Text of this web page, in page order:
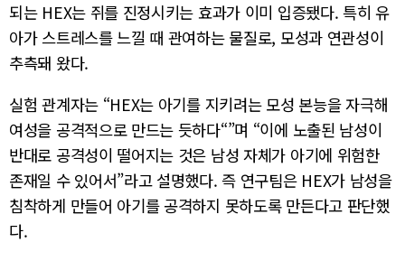
되는 HEX는 쥐를 진정시키는 효과가 이미 입증됐다. 특히 유
아가 스트레스를 느낄 때 관여하는 물질로, 모성과 연관성이
추측돼 왔다.
실험 관계자는 “HEX는 아기를 지키려는 모성 본능을 자극해
여성을 공격적으로 만드는 듯하다“”며 “이에 노출된 남성이
반대로 공격성이 떨어지는 것은 남성 자체가 아기에 위험한
존재일 수 있어서”라고 설명했다. 즉 연구팀은 HEX가 남성을
침착하게 만들어 아기를 공격하지 못하도록 만든다고 판단했
다.